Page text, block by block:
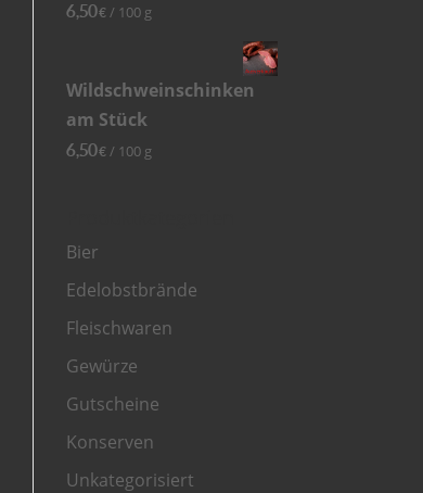
6,50€ / 100 g
Wildschweinschinken
am Stück
6,50€ / 100 g
Bier
Edelobstbrände
Fleischwaren
Gewürze
Gutscheine
Konserven
Unkategorisiert